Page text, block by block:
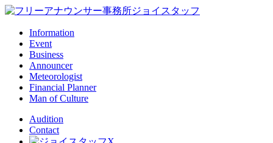
Information
Event
Business
Announcer
Meteorologist
Financial Planner
Man of Culture
Audition
Contact